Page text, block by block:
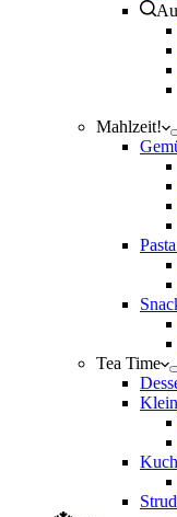
Mahlzeit!
Tea Time